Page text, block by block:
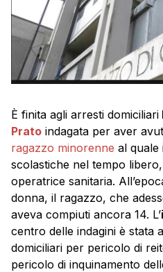
È finita agli arresti domiciliari
Prato indagata per aver
ragazzo minorenne al quale
scolastiche nel tempo
operatrice sanitaria.
donna, il ragazzo, che
aveva compiuti ancora 14. L’
centro delle indagini è stata
domiciliari per pericolo di
pericolo di inquinamento